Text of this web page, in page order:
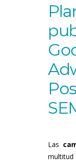
Las
multitud